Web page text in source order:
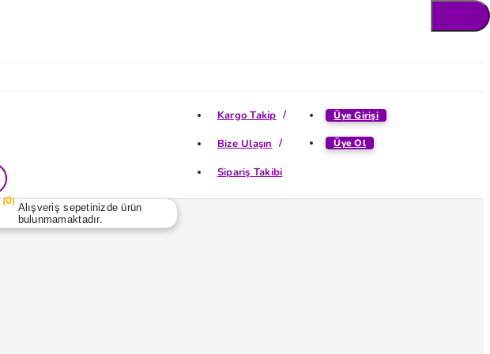
Üye Girişi
Üye Ol
Kargo Takip
Bize Ulaşın
Sipariş Takibi
0 Alışveriş sepetinizde ürün
bulunmamaktadır.